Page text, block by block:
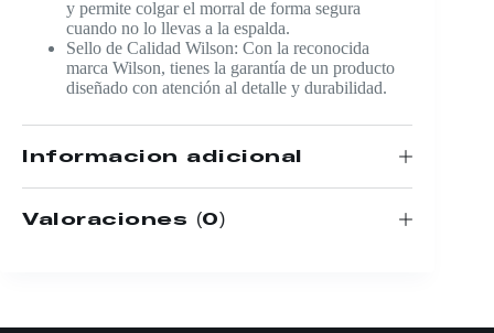
y permite colgar el morral de forma segura
cuando no lo llevas a la espalda.
Sello de Calidad Wilson: Con la reconocida
marca Wilson, tienes la garantía de un producto
diseñado con atención al detalle y durabilidad.
Información adicional
Valoraciones (0)